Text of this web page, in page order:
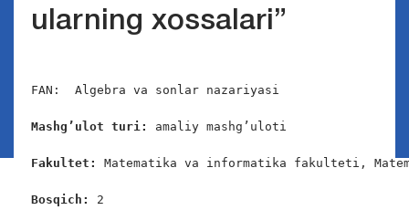
ularning xossalari”
FAN:  Algebra va sonlar nazariyasi
Mashg’ulot turi: amaliy mashg’uloti
Fakultet: Matematika va informatika fakulteti,
Bosqich: 2